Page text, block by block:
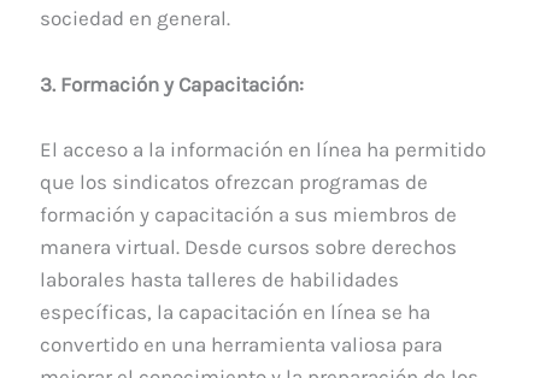
sociedad en general.
3. Formación y Capacitación:
El acceso a la información en línea ha permitido
que los sindicatos ofrezcan programas de
formación y capacitación a sus miembros de
manera virtual. Desde cursos sobre derechos
laborales hasta talleres de habilidades
específicas, la capacitación en línea se ha
convertido en una herramienta valiosa para